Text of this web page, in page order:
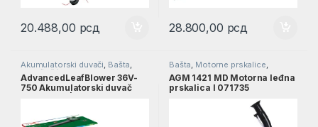
20.488,00 рсд 28.800,00 рсд
Akumulatorski duvači, Bašta,
Duvač lišća
AdvancedLeafBlower 36V-
750 Akumulatorski duvač
Bašta, Motorne prskalice,
Prskalice
AGM 1421 MD Motorna leđna
prskalica l 071735